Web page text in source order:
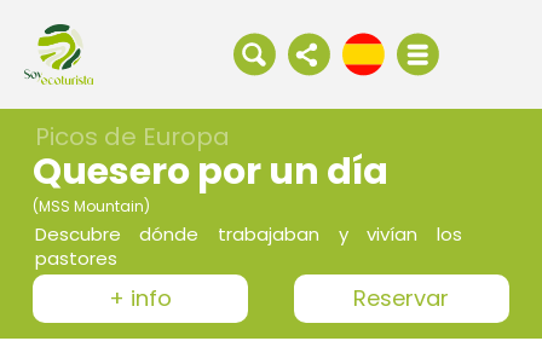
Picos de Europa
Quesero por un día
(MSS Mountain)
Descubre dónde trabajaban y vivían los
pastores
+ info Reservar